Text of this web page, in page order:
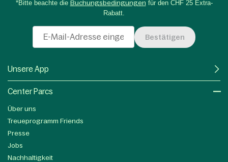
*Bitte beachte die Buchungsbedingungen für den CHF 25 Extra-
Rabatt.
Bestätigen
Unsere App
Center Parcs
Über uns
Treueprogramm Friends
Presse
Jobs
Nachhaltigkeit